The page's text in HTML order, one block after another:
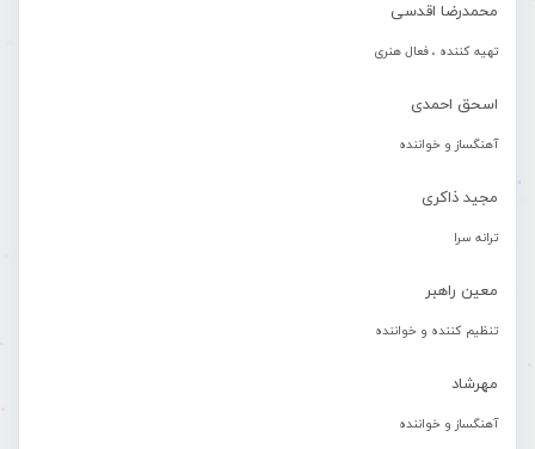
محمدرضا اقدسی
تهیه کننده ، فعال هنری
اسحق احمدی
آهنگساز و خواننده
مجید ذاکری
ترانه سرا
معین راهبر
تنظیم کننده و خواننده
مهرشاد
آهنگساز و خواننده